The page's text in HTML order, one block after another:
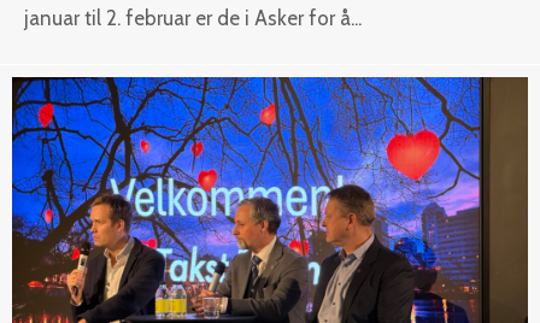
januar til 2. februar er de i Asker for å...